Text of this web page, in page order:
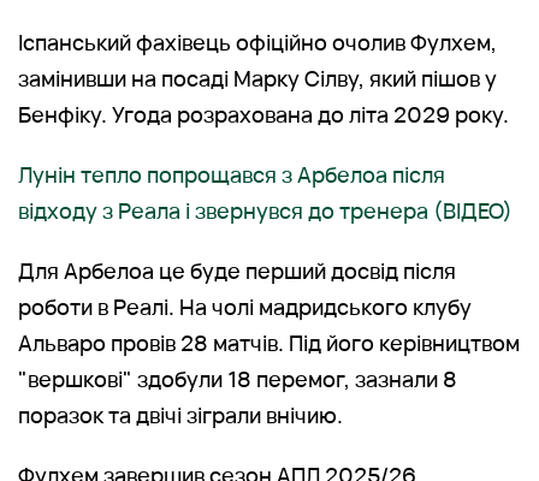
Іспанський фахівець офіційно очолив Фулхем,
замінивши на посаді Марку Сілву, який пішов у
Бенфіку. Угода розрахована до літа 2029 року.
Лунін тепло попрощався з Арбелоа після
відходу з Реала і звернувся до тренера (ВІДЕО)
Для Арбелоа це буде перший досвід після
роботи в Реалі. На чолі мадридського клубу
Альваро провів 28 матчів. Під його керівництвом
"вершкові" здобули 18 перемог, зазнали 8
поразок та двічі зіграли внічию.
Фулхем завершив сезон АПЛ 2025/26